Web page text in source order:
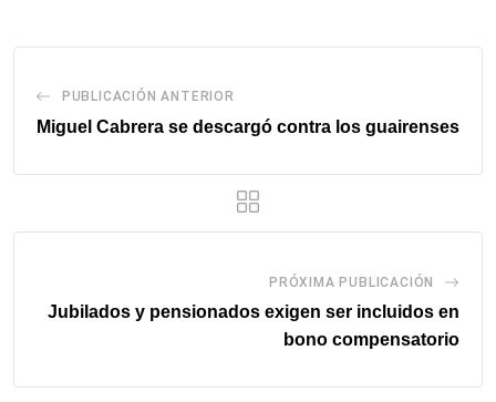
PUBLICACIÓN ANTERIOR
Miguel Cabrera se descargó contra los guairenses
PRÓXIMA PUBLICACIÓN
Jubilados y pensionados exigen ser incluidos en
bono compensatorio